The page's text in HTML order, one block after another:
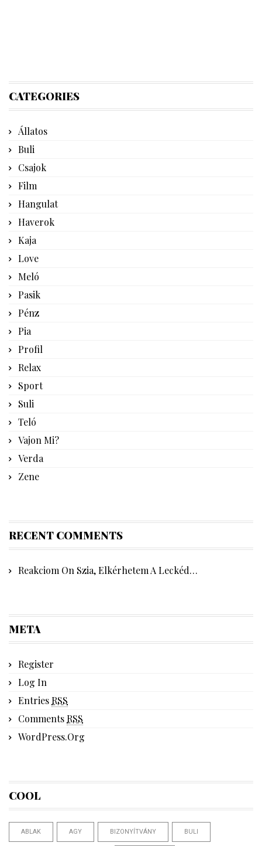
CATEGORIES
Állatos
Buli
Csajok
Film
Hangulat
Haverok
Kaja
Love
Meló
Pasik
Pénz
Pia
Profil
Relax
Sport
Suli
Teló
Vajon Mi?
Verda
Zene
RECENT COMMENTS
Reakciom On Szia, Elkérhetem A Leckéd…
META
Register
Log In
EntriesRSS
CommentsRSS
WordPress.org
COOL
ABLAK AGY BIZONYÍTVÁNY BULI